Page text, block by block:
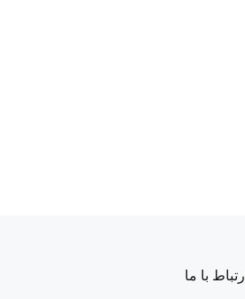
ارتباط با ما